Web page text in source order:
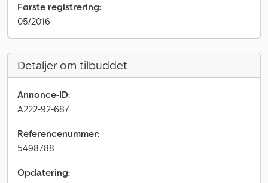
Første registrering:
05/2016
Detaljer om tilbuddet
Annonce-ID:
A222-92-687
Referencenummer:
5498788
Opdatering: